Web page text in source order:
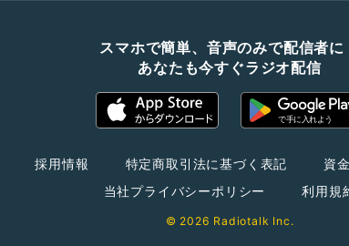
スマホで簡単、音声のみで配信者に
あなたも今すぐラジオ配信
採用情報 特定商取引法に基づく表記 資
当社プライバシーポリシー
利用規
© 2026 Radiotalk Inc.